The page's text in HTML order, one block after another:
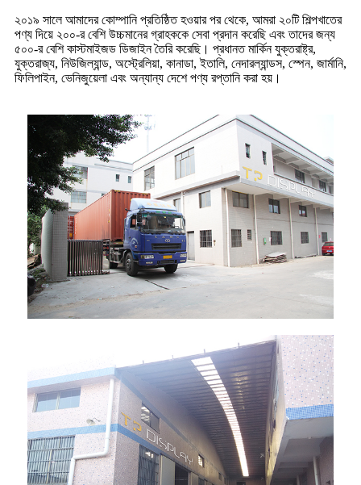
২০১৯ সালে আমাদের কোম্পানি প্রতিষ্ঠিত হওয়ার পর থেকে, আমরা ২০টি শিল্পখাতের
পণ্য দিয়ে ২০০-র বেশি উচ্চমানের গ্রাহককে সেবা প্রদান করেছি এবং তাদের জন্য
৫০০-র বেশি কাস্টমাইজড ডিজাইন তৈরি করেছি। প্রধানত মার্কিন যুক্তরাষ্ট্র,
যুক্তরাজ্য, নিউজিল্যান্ড, অস্ট্রেলিয়া, কানাডা, ইতালি, নেদারল্যান্ডস, স্পেন, জার্মানি,
ফিলিপাইন, ভেনিজুয়েলা এবং অন্যান্য দেশে পণ্য রপ্তানি করা হয়।